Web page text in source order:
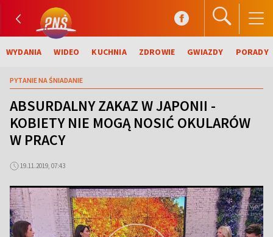
WYDANIA WIDEO KUCHNIA ZDROWIE GWIAZDY PORADY
PYTANIE NA ŚNIADANIE
ABSURDALNY ZAKAZ W JAPONII -
KOBIETY NIE MOGĄ NOSIĆ OKULARÓW
W PRACY
19.11.2019, 07:43